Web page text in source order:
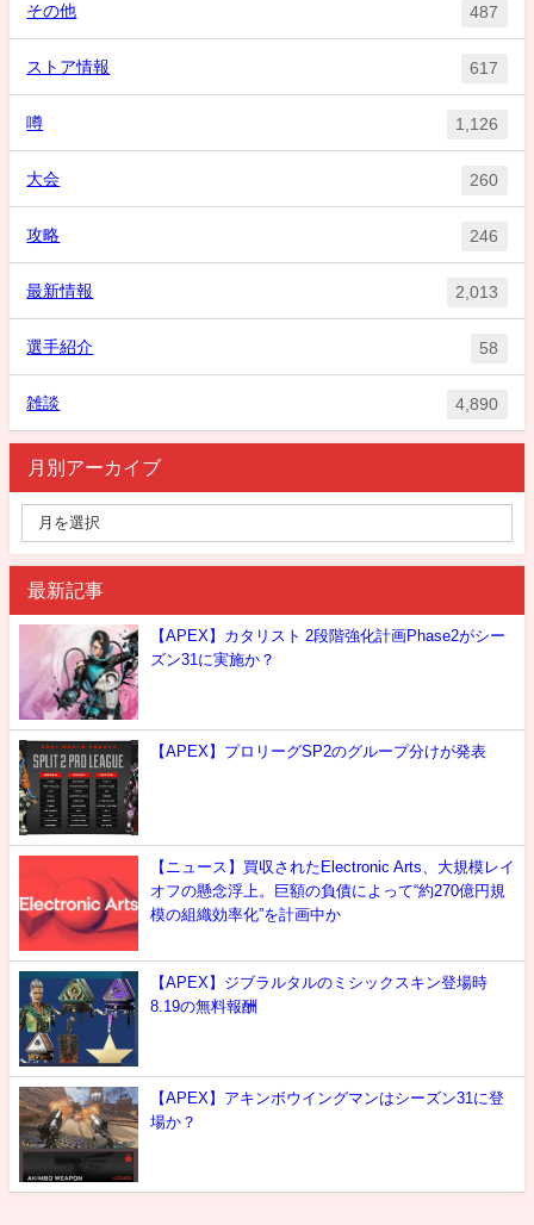
その他 487
ストア情報 617
噂 1,126
大会 260
攻略 246
最新情報 2,013
選手紹介 58
雑談 4,890
月別アーカイブ
最新記事
【APEX】カタリスト 2段階強化計画Phase2がシー
ズン31に実施か？
【APEX】プロリーグSP2のグループ分けが発表
【ニュース】買収されたElectronic Arts、大規模レイ
オフの懸念浮上。巨額の負債によって“約270億円規
模の組織効率化”を計画中か
【APEX】ジブラルタルのミシックスキン登場時
8.19の無料報酬
【APEX】アキンボウイングマンはシーズン31に登
場か？